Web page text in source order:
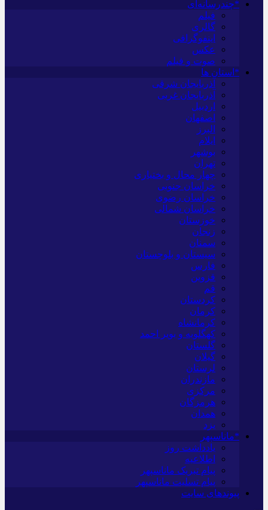
*چندرسانه‌ای
فیلم
گالری
اینفوگرافی
عکس
صوت و فیلم
*استان ها
آذربایجان شرقی
آذربایجان غربی
اردبیل
اصفهان
البرز
ایلام
بوشهر
تهران
چهار محال و بختیاری
خراسان جنوبی
خراسان رضوی
خراسان شمالی
خوزستان
زنجان
سمنان
سیستان و بلوچستان
فارس
قزوین
قم
کردستان
کرمان
کرمانشاه
کهگلویه و بویر احمد
گلستان
گیلان
لرستان
مازندران
مرکزی
هرمزگان
همدان
یزد
*ماناسپهر
یادداشت روز
اطلاعیه
پیام تبریک ماناسپهر
پیام تسلیت ماناسپهر
پیوندهای سایت